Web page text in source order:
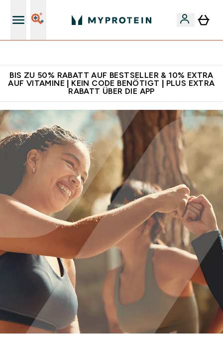
BIS ZU 50% RABATT AUF BESTSELLER & 10% EXTRA
AUF VITAMINE | KEIN CODE BENÖTIGT | PLUS EXTRA
RABATT ÜBER DIE APP